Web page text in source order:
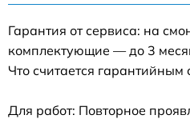
Гарантия от сервиса: на
комплектующие — до 3
Что считается гарантийным
Для работ: Повторное